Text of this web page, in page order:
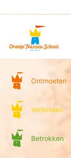
Ontmoeten
Verbinden
Betrokken